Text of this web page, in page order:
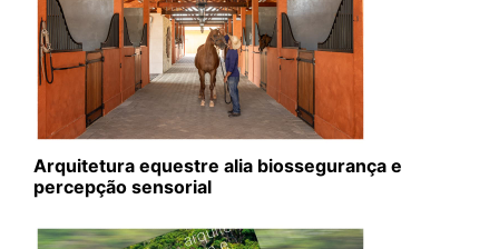
Arquitetura equestre alia biossegurança e
percepção sensorial